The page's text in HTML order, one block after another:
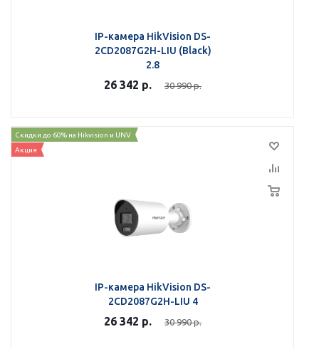
IP-камера HikVision DS-
2CD2087G2H-LIU (Black)
2.8
26 342 р. 30 990р.
Скидки до 60% на Hikvision и UNV
Акция
IP-камера HikVision DS-
2CD2087G2H-LIU 4
26 342 р. 30 990р.